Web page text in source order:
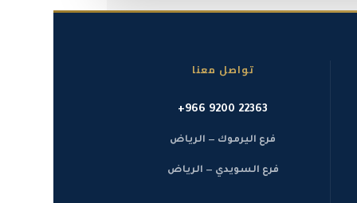
تواصل معنا
+966 9200 22363
فرع اليرموك — الرياض
فرع السويدي — الرياض